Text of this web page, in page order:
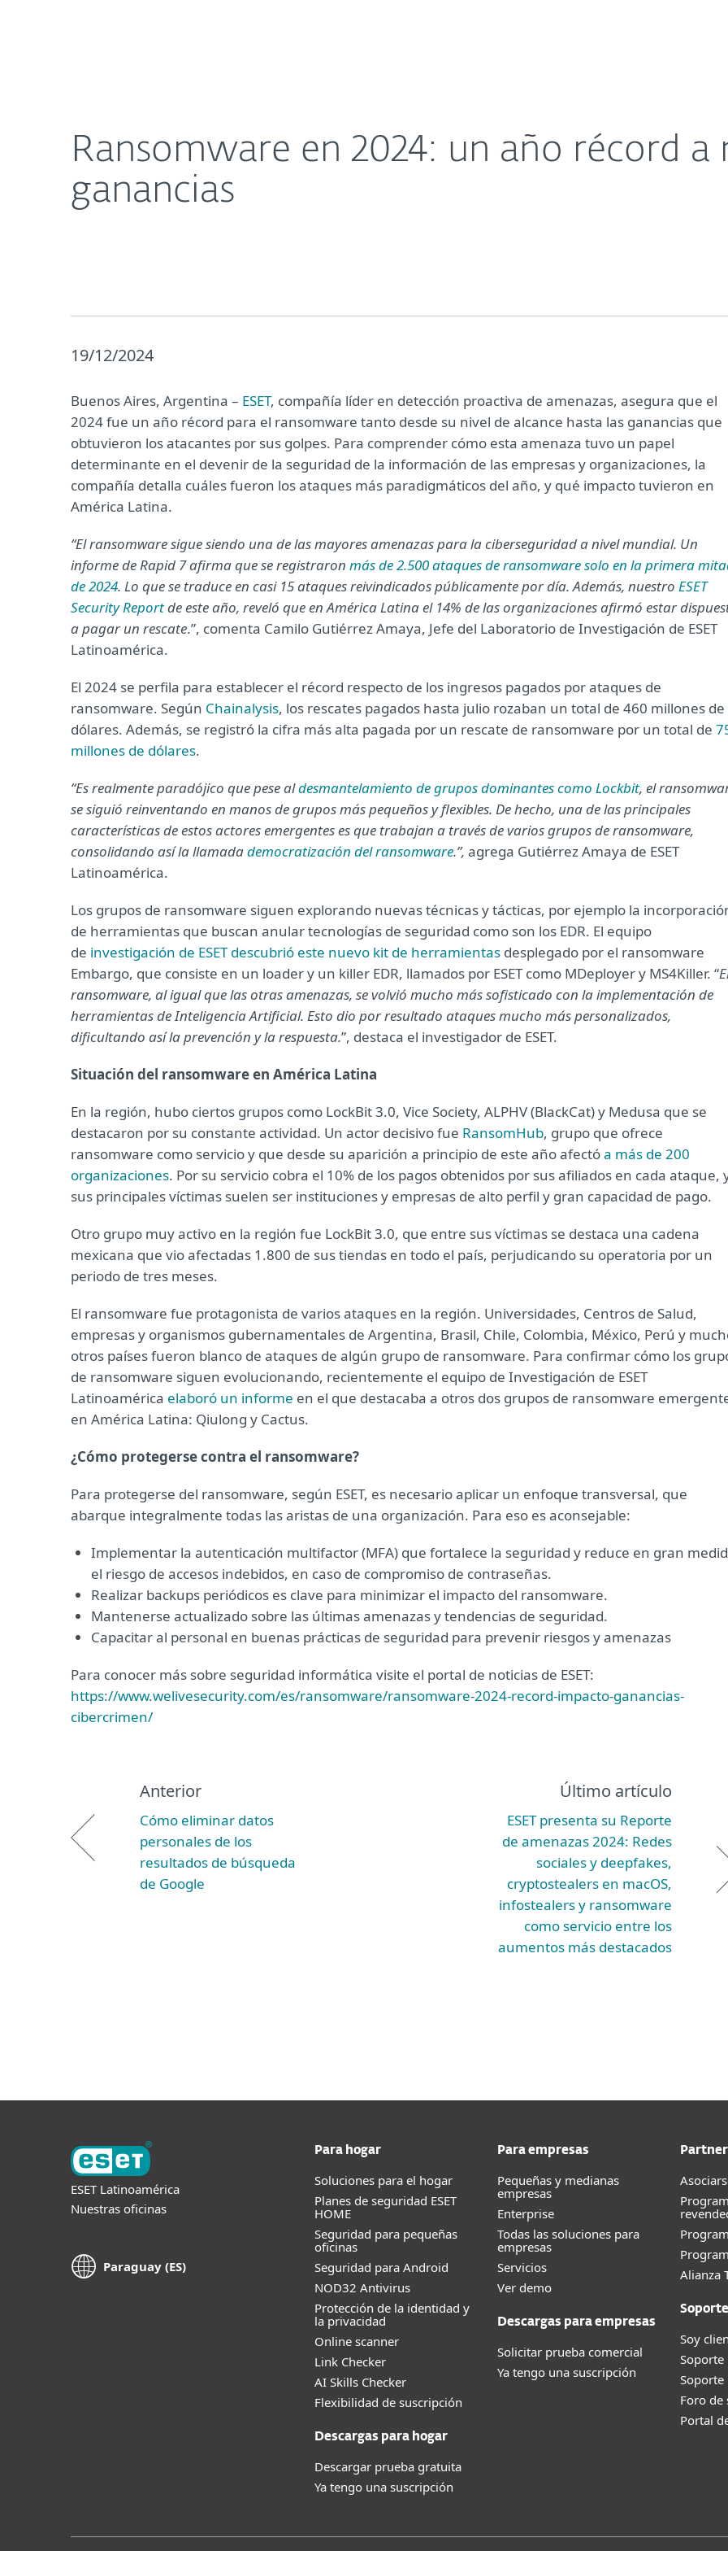
Ransomware en 2024: un año récord
ganancias
19/12/2024
Buenos Aires, Argentina ­– ESET, compañía líder en detección proactiva de amenazas, asegura que el
2024 fue un año récord para el ransomware tanto desde su nivel de alcance hasta las ganancias que
obtuvieron los atacantes por sus golpes. Para comprender cómo esta amenaza tuvo un papel
determinante en el devenir de la seguridad de la información de las empresas y organizaciones, la
compañía detalla cuáles fueron los ataques más paradigmáticos del año, y qué impacto tuvieron en
América Latina.
“El ransomware sigue siendo una de las mayores amenazas para la ciberseguridad a nivel mundial. Un
informe de Rapid 7 afirma que se registraron más de 2.500 ataques de ransomware solo en la primera
de 2024. Lo que se traduce en casi 15 ataques reivindicados públicamente por día. Además, nuestro ESET
Security Reportde este año, reveló que en América Latina el 14% de las organizaciones afirmó estar
a pagar un rescate.”, comenta Camilo Gutiérrez Amaya, Jefe del Laboratorio de Investigación de ESET
Latinoamérica.
El 2024 se perfila para establecer el récord respecto de los ingresos pagados por ataques de
ransomware. Según Chainalysis, los rescates pagados hasta julio rozaban un total de 460 millones de
dólares. Además, se registró la cifra más alta pagada por un rescate de ransomware por un total de
millones de dólares.
“Es realmente paradójico que pese aldesmantelamiento de grupos dominantes como Lockbit, el
se siguió reinventando en manos de grupos más pequeños y flexibles. De hecho, una de las principales
características de estos actores emergentes es que trabajan a través de varios grupos de ransomware,
consolidando así la llamadademocratización del ransomware.”, agrega Gutiérrez Amaya de ESET
Latinoamérica.
Los grupos de ransomware siguen explorando nuevas técnicas y tácticas, por ejemplo la
de herramientas que buscan anular tecnologías de seguridad como son los EDR. El equipo
de investigación de ESET descubrió este nuevo kit de herramientas desplegado por el ransomware
Embargo, que consiste en un loader y un killer EDR, llamados por ESET como MDeployer y MS4Killer. “
ransomware, al igual que las otras amenazas, se volvió mucho más sofisticado con la implementación de
herramientas de Inteligencia Artificial. Esto dio por resultado ataques mucho más personalizados,
dificultando así la prevención y la respuesta.”, destaca el investigador de ESET.
Situación del ransomware en América Latina
En la región, hubo ciertos grupos como LockBit 3.0, Vice Society, ALPHV (BlackCat) y Medusa que se
destacaron por su constante actividad. Un actor decisivo fue RansomHub, grupo que ofrece
ransomware como servicio y que desde su aparición a principio de este año afectóa más de 200
organizaciones. Por su servicio cobra el 10% de los pagos obtenidos por sus afiliados en cada ataque,
sus principales víctimas suelen ser instituciones y empresas de alto perfil y gran capacidad de pago.
Otro grupo muy activo en la región fue LockBit 3.0, que entre sus víctimas se destaca una cadena
mexicana que vio afectadas 1.800 de sus tiendas en todo el país, perjudicando su operatoria por un
periodo de tres meses.
El ransomware fue protagonista de varios ataques en la región. Universidades, Centros de Salud,
empresas y organismos gubernamentales de Argentina, Brasil, Chile, Colombia, México, Perú y
otros países fueron blanco de ataques de algún grupo de ransomware. Para confirmar cómo los
de ransomware siguen evolucionando, recientemente el equipo de Investigación de ESET
Latinoamérica elaboró un informe en el que destacaba a otros dos grupos de ransomware
en América Latina: Qiulong y Cactus.
¿Cómo protegerse contra el ransomware?
Para protegerse del ransomware, según ESET, es necesario aplicar un enfoque transversal, que
abarque integralmente todas las aristas de una organización. Para eso es aconsejable:
Implementar la autenticación multifactor (MFA) que fortalece la seguridad y reduce en gran
el riesgo de accesos indebidos, en caso de compromiso de contraseñas.
Realizar backups periódicos es clave para minimizar el impacto del ransomware.
Mantenerse actualizado sobre las últimas amenazas y tendencias de seguridad.
Capacitar al personal en buenas prácticas de seguridad para prevenir riesgos y amenazas
Para conocer más sobre seguridad informática visite el portal de noticias de ESET:
https://www.welivesecurity.com/es/ransomware/ransomware-2024-record-impacto-ganancias-
cibercrimen/
Anterior
Cómo eliminar datos
personales de los
resultados de búsqueda
de Google
Último artículo
ESET presenta su Reporte
de amenazas 2024: Redes
sociales y deepfakes,
cryptostealers en macOS,
infostealers y ransomware
como servicio entre los
aumentos más destacados
ESET Latinoamérica
Nuestras oficinas
Paraguay (ES)
Para hogar
Soluciones para el hogar
Planes de seguridad ESET
HOME
Seguridad para pequeñas
oficinas
Seguridad para Android
NOD32 Antivirus
Protección de la identidad y
la privacidad
Online scanner
Link Checker
AI Skills Checker
Flexibilidad de suscripción
Descargas para hogar
Descargar prueba gratuita
Ya tengo una suscripción
Para empresas
Pequeñas y medianas
empresas
Enterprise
Todas las soluciones para
empresas
Servicios
Ver demo
Descargas para empresas
Solicitar prueba comercial
Ya tengo una suscripción
Alianza
Soporte
Soy
Soporte
Soporte
Foro de
Portal